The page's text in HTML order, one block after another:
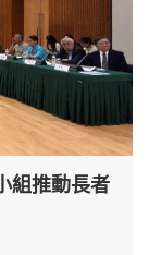
組推動長者